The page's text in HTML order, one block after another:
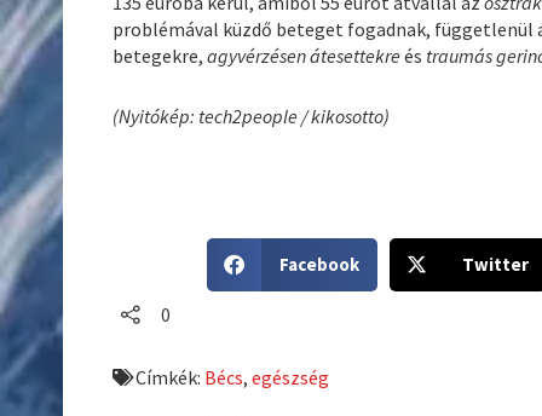
problémával küzdő beteget fogadnak, függetlenül
betegekre,agyvérzésen átesettekreés traumás
(Nyitókép: tech2people / kikosotto)
h
o
Facebook
h
Twitter
0
Címkék: Bécs,egészség